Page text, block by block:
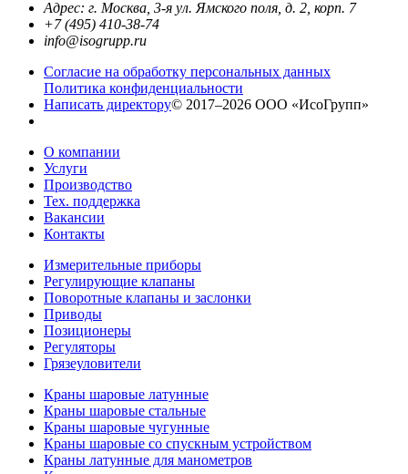
Адрес: г. Москва, 3-я ул. Ямского поля, д. 2, корп. 7
+7 (495) 410-38-74
info@isogrupp.ru
Согласие на обработку персональных данных
Политика конфиденциальности
Написать директору© 2017–2026 ООО «ИсоГрупп»
О компании
Услуги
Производство
Тех. поддержка
Вакансии
Контакты
Измерительные приборы
Регулирующие клапаны
Поворотные клапаны и заслонки
Приводы
Позиционеры
Регуляторы
Грязеуловители
Краны шаровые латунные
Краны шаровые стальные
Краны шаровые чугунные
Краны шаровые со спускным устройством
Краны латунные для манометров